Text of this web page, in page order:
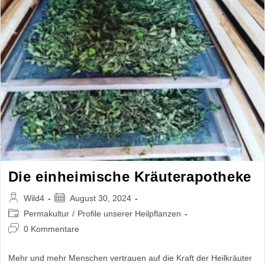
Die einheimische Kräuterapotheke
Beitrags-
Autor:
Wild4
Beitrag
veröffentlicht:
August 30, 2024
Beitrags-
Kategorie:
Permakultur / Profile unserer Heilpflanzen
Beitrags-0 Kommentare
Mehr und mehr Menschen vertrauen auf die Kraft der Heilkräuter